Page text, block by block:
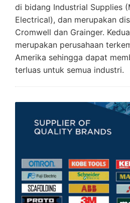
di bidang Industrial Supplies
Electrical), dan merupakan
Cromwell dan Grainger.
merupakan perusahaan
Amerika sehingga dapat
terluas untuk semua industri.